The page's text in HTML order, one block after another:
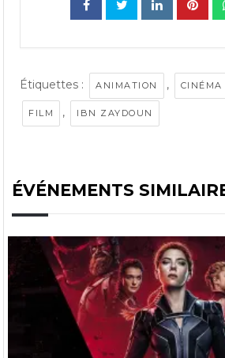
Étiquettes : ANIMATION , CINÉMA
FILM , IBN ZAYDOUN
ÉVÉNEMENTS